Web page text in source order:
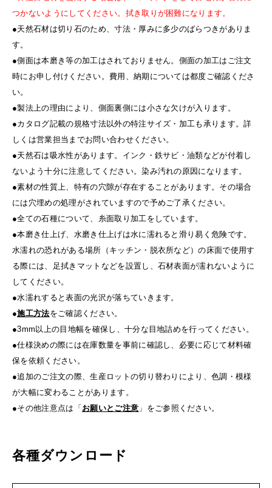
つかないようにしてください。拭き取りが困難になります。
●天然石材は切り石のため、寸法・厚みに多少のばらつきがありま
す。
●側面は本磨き等の加工はされておりません。側面の加工はご注文
時にお申し付けください。費用、納期については都度ご確認くださ
い。
●製法上の理由により、側面裏側には小さな欠けが入ります。
●カタログ記載の規格寸法以外の特注サイズ・加工も承ります。詳
しくは営業担当までお問い合わせください。
●天然石は吸水性があります。インク・鉄サビ・油類などが付着し
ないよう十分に注意してください。染み汚れの原因になります。
●素材の性質上、特有の穴隙が存在することがあります。その場合
には穴埋めの処理がされていますので予めご了承ください。
●全ての石種について、糸面取り加工をしています。
●本磨き仕上げ、水磨き仕上げは水に濡れると滑り易く危険です。
水濡れの恐れがある場所（キッチン・脱衣所など）の床面で使用す
る際には、足拭きマットなどを設置し、石材表面が濡れないように
してください。
●水濡れすると表面の光沢が落ちていきます。
●施工方法をご確認ください。
●3mm以上の目地幅を確保し、十分な目地詰めを行ってください。
●仕様決めの際には在庫数量を事前に確認し、必要に応じて材料確
保を依頼ください。
●追加のご注文の際、生産ロットの切り替わりにより、色調・模様
が大幅に変わることがあります。
●その他注意点は「 お願いとご注意 」をご参照ください。
各種ダウンロード